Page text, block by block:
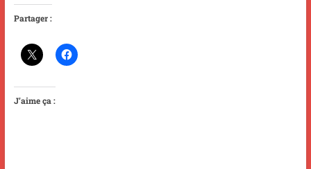
Partager :
J’aime ça :